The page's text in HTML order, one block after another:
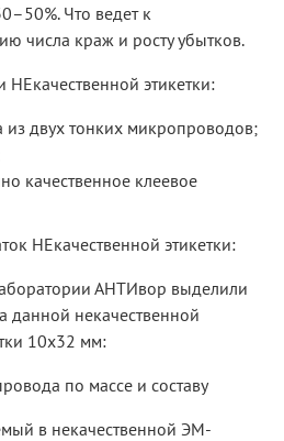
Что ведет к
числа краж и росту убытков.
этикетки:
из двух тонких микропроводов;
качественное клеевое
НЕкачественной этикетки:
АНТИвор выделили
данной некачественной
10х32 мм:
по массе и составу
в некачественной ЭМ-